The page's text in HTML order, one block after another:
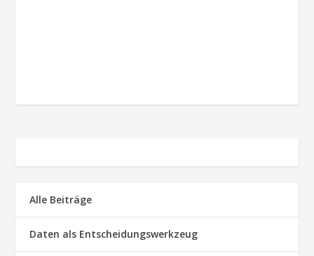
Alle Beiträge
Daten als Entscheidungswerkzeug